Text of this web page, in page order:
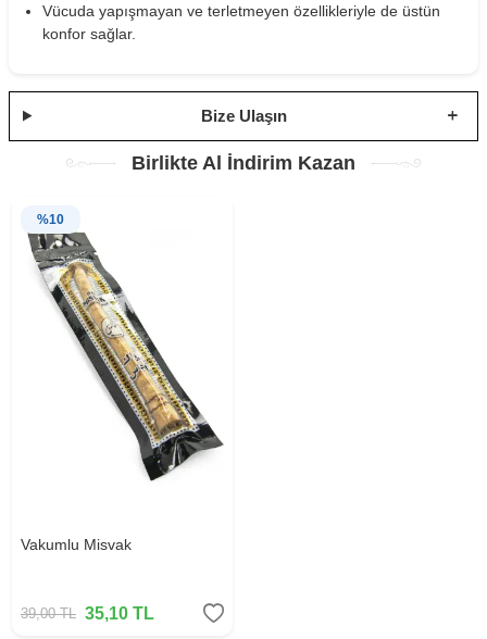
Vücuda yapışmayan ve terletmeyen özellikleriyle de üstün
konfor sağlar.
Bize Ulaşın
Birlikte Al İndirim Kazan
%10
Vakumlu Misvak
39,00TL 35,10 TL